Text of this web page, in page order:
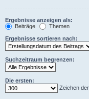
Ergebnisse anzeigen als:
Beiträge
Themen
Ergebnisse sortieren nach:
Suchzeitraum begrenzen:
Die ersten:
Zeichen